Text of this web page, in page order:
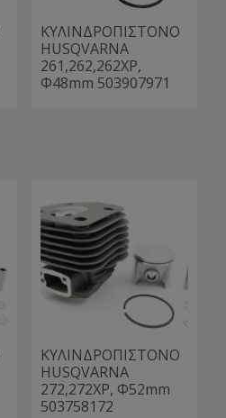
ΚΥΛΙΝΔΡΟΠΙΣΤΟΝΟ
HUSQVARNA
261,262,262XP,
Φ48mm 503907971
ΚΥΛΙΝΔΡΟΠΙΣΤΟΝΟ
HUSQVARNA
272,272XP, Φ52mm
503758172